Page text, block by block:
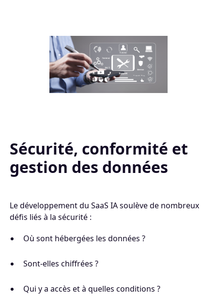
Sécurité, conformité et
gestion des données
Le développement du SaaS IA soulève de nombreux
défis liés à la sécurité :
Où sont hébergées les données ?
Sont-elles chiffrées ?
Qui y a accès et à quelles conditions ?